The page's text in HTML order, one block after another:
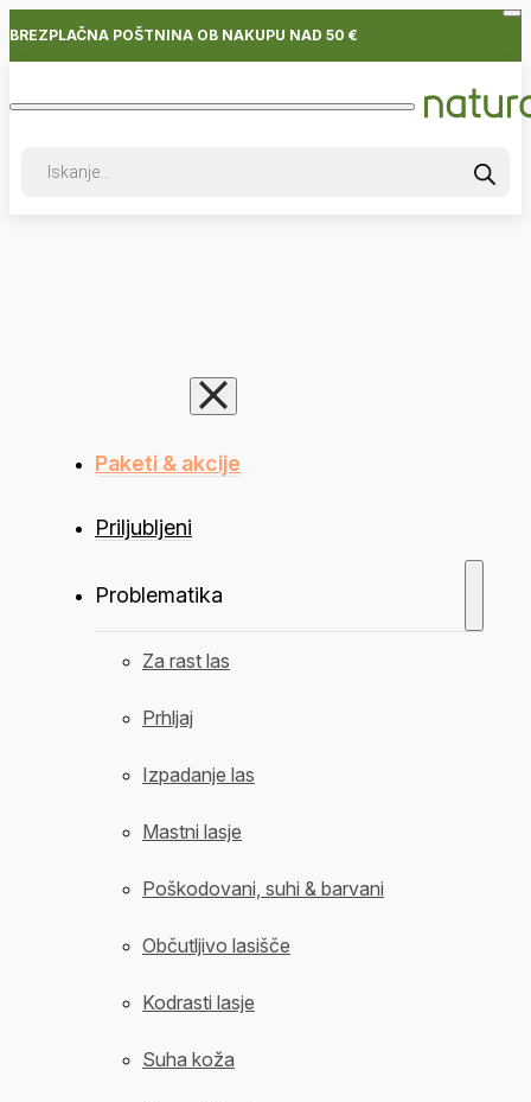
BREZPLAČNA POŠTNINA OB NAKUPU NAD 50 €
search
Paketi & akcije
Priljubljeni
Problematika
Za rast las
Prhljaj
Izpadanje las
Mastni lasje
Poškodovani, suhi & barvani
Občutljivo lasišče
Kodrasti lasje
Suha koža